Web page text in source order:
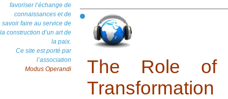
favoriser l’échange de
connaissances et de
savoir faire au service de
la construction d’un art de
la paix.
Ce site est porté par
l’association
Modus Operandi
The Role of
Transformation